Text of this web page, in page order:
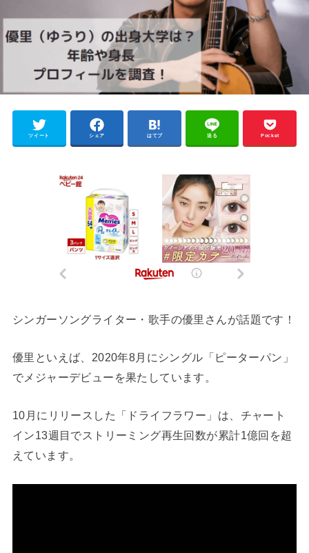
ツイート シェア はてブ 送る Pocket
シンガーソングライター・歌手の優里さんが話題です！
優里といえば、2020年8月にシングル「ピーターパン」
でメジャーデビューを果たしています。
10月にリリースした「ドライフラワー」は、チャート
イン13週目でストリーミング再生回数が累計1億回を超
えています。